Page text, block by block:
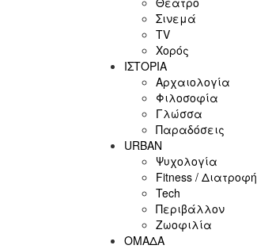
Σινεμά
ΤV
Χορός
ΙΣΤΟΡΙΑ
Αρχαιολογία
Φιλοσοφία
Γλώσσα
Παραδόσεις
URBAN
Ψυχολογία
Fitness / Διατροφή
Tech
Περιβάλλον
Ζωοφιλία
ΟΜΑΔΑ